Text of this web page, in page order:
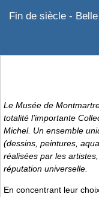
Fin de siècle -
Le Musée de
totalité l’importante
Michel. Un ensemble
(dessins, peintures,
réalisées par les
réputation universelle.
En concentrant leur